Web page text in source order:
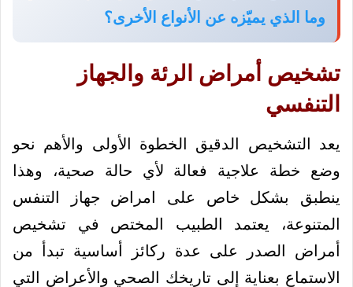
وما الذي يميّزه عن الأنواع الأخرى؟
تشخيص أمراض الرئة والجهاز
التنفسي
يعد التشخيص الدقيق الخطوة الأولى والأهم نحو
وضع خطة علاجية فعالة لأي حالة صحية، وهذا
ينطبق بشكل خاص على امراض جهاز التنفس
المتنوعة، يعتمد الطبيب المختص في تشخيص
أمراض الصدر على عدة ركائز أساسية تبدأ من
الاستماع بعناية إلى تاريخك الصحي والأعراض التي